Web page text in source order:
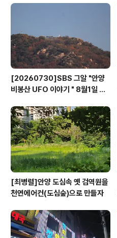
암질은 검은색과 흰색..
[20260730]SBS 그알 "안양
비봉산 UFO 이야기 " 8월1일 방
[최병렬]안양 도심속 옛 검역원을
천연에어컨(도심숲)으로 만들자